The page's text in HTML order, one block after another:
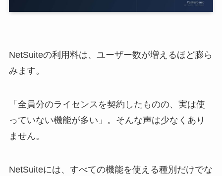
NetSuiteの利用料は、ユーザー数が増えるほど膨ら
みます。
「全員分のライセンスを契約したものの、実は使
っていない機能が多い」。そんな声は少なくあり
ません。
NetSuiteには、すべての機能を使える種別だけでな